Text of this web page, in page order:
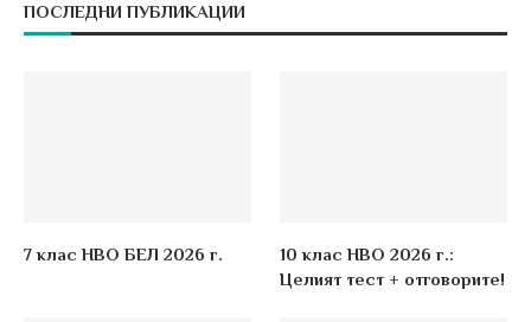
ПОСЛЕДНИ ПУБЛИКАЦИИ
7 клас НВО БЕЛ 2026 г.
10 клас НВО 2026 г.:
Целият тест + отговорите!